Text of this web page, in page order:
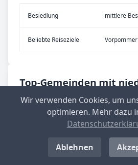
Be­sied­lung mittlere
Be­lieb­te Rei­se­zie­le
Top-­Ge­mein­den mit
wer­be­steu­er­he­be­satz
Aktueller Hebesatz: 200 %
Standort-Informationen aufrufen
Wir verwenden Cookies, um
optimieren. Mehr dazu
Ablehnen